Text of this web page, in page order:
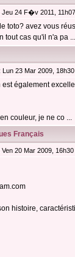
24 F�v 2011,
toto? avez vous
tout cas qu'il n'a pa ...
23 Mar 2009,
également
couleur, je ne co ...
Français
20 Mar 2009,
histoire,